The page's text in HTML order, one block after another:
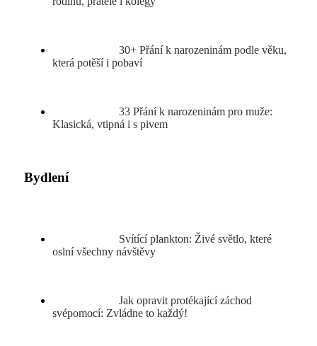
30+ Přání k narozeninám podle věku,
která potěší i pobaví
33 Přání k narozeninám pro muže:
Klasická, vtipná i s pivem
Bydlení
Svítící plankton: Živé světlo, které
oslní všechny návštěvy
Jak opravit protékající záchod
svépomocí: Zvládne to každý!